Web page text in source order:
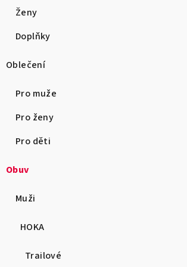
Ženy
Doplňky
Oblečení
Pro muže
Pro ženy
Pro děti
Obuv
Muži
HOKA
Trailové